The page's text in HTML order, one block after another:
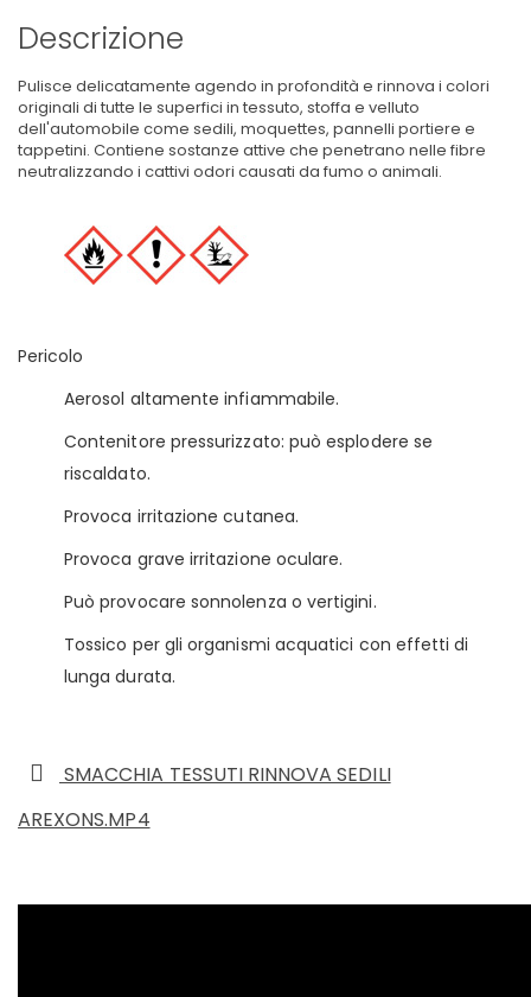
Descrizione
Pulisce delicatamente agendo in profondità e rinnova i colori
originali di tutte le superfici in tessuto, stoffa e velluto
dell'automobile come sedili, moquettes, pannelli portiere e
tappetini. Contiene sostanze attive che penetrano nelle fibre
neutralizzando i cattivi odori causati da fumo o animali.
Pericolo
Aerosol altamente infiammabile.
Contenitore pressurizzato: può esplodere se
riscaldato.
Provoca irritazione cutanea.
Provoca grave irritazione oculare.
Può provocare sonnolenza o vertigini.
Tossico per gli organismi acquatici con effetti di
lunga durata.
SMACCHIA TESSUTI RINNOVA SEDILI
AREXONS.MP4